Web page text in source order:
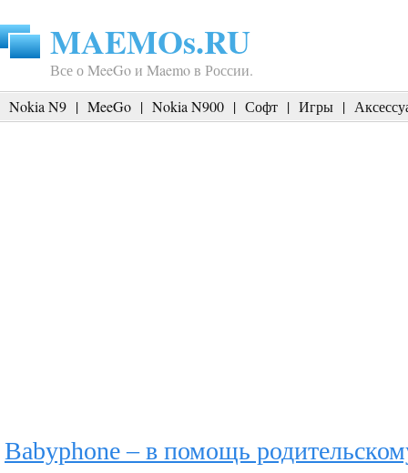
MAEMOs.RU
Все о MeeGo и Maemo в России.
Nokia N9 | MeeGo | Nokia N900 | Софт | Игры |
Babyphone – в помощь